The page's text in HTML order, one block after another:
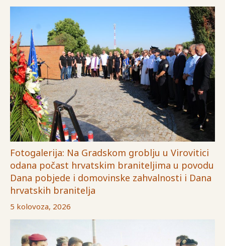
Fotogalerija: Na Gradskom groblju u Virovitici
odana počast hrvatskim braniteljima u povodu
Dana pobjede i domovinske zahvalnosti i Dana
hrvatskih branitelja
5 kolovoza, 2026